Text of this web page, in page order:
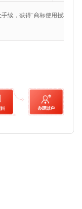
续，获得"商标使用授权书